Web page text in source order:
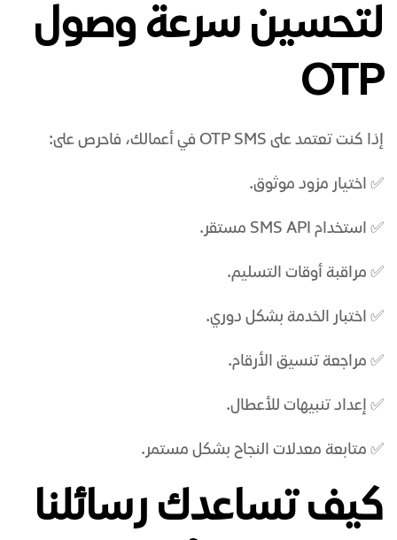
لتحسين سرعة وصول
OTP
إذا كنت تعتمد على OTP SMS في أعمالك، فاحرص على:
✅ اختيار مزود موثوق.
✅ استخدام SMS API مستقر.
✅ مراقبة أوقات التسليم.
✅ اختبار الخدمة بشكل دوري.
✅ مراجعة تنسيق الأرقام.
✅ إعداد تنبيهات للأعطال.
✅ متابعة معدلات النجاح بشكل مستمر.
كيف تساعدك رسائلنا